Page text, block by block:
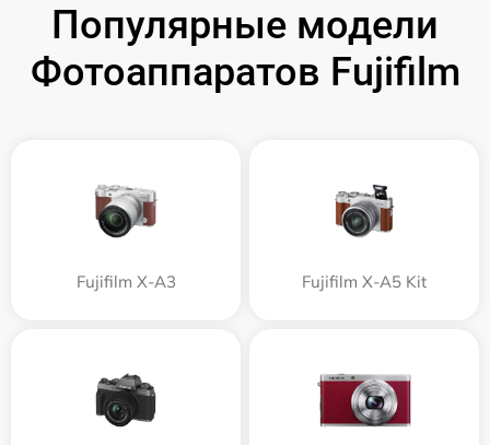
Популярные модели
Фотоаппаратов Fujifilm
Fujifilm X-A3 Fujifilm X-A5 Kit